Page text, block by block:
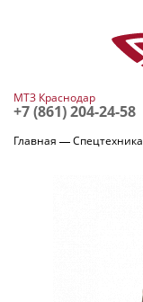
МТЗ Краснодар
+7 (861) 204-24-58
Главная Спецтехника